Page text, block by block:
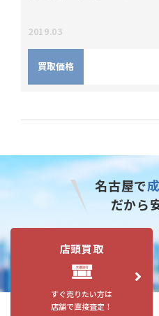
2019.03
買取価格
名古屋で
だから
店頭買取
すぐ売りたい方は
店舗で直接査定！